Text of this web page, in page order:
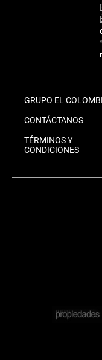
GRUPO EL
CONTÁCTANOS
TÉRMINOS Y
CONDICIONES